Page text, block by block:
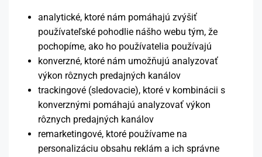
analytické, ktoré nám pomáhajú zvýšiť
používateľské pohodlie nášho webu tým, že
pochopíme, ako ho používatelia používajú
konverzné, ktoré nám umožňujú analyzovať
výkon rôznych predajných kanálov
trackingové (sledovacie), ktoré v kombinácii s
konverznými pomáhajú analyzovať výkon
rôznych predajných kanálov
remarketingové, ktoré používame na
personalizáciu obsahu reklám a ich správne